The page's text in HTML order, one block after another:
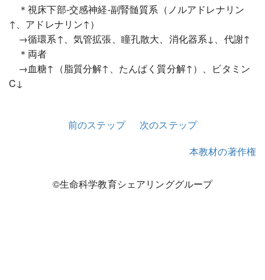
＊視床下部-交感神経-副腎髄質系（ノルアドレナリン
↑、アドレナリン↑）
→循環系↑、気管拡張、瞳孔散大、消化器系↓、代謝↑
＊両者
→血糖↑（脂質分解↑、たんぱく質分解↑）、ビタミン
C↓
前のステップ
次のステップ
本教材の著作権
©生命科学教育シェアリンググループ